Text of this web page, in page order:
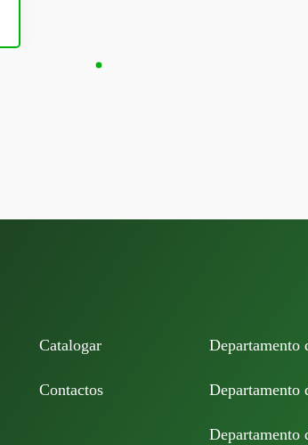
Catalogar
Contactos
Departamento
Departamento
Departamento